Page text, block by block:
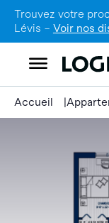
Trouvez votre
Lévis – Voir nos
Accueil